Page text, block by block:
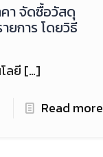
คา จัดซื้อวัสดุ
ยการ โดยวิธี
ลยี […]
Read more